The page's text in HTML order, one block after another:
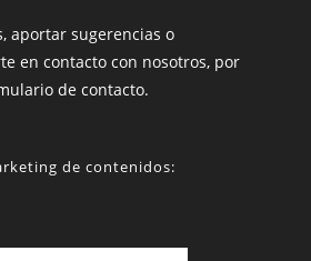
aportar sugerencias o
en contacto con nosotros, por
de contacto.
de contenidos: